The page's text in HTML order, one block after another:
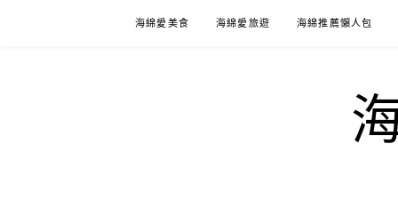
海綿愛美食 海綿愛旅遊 海綿推薦懶人包